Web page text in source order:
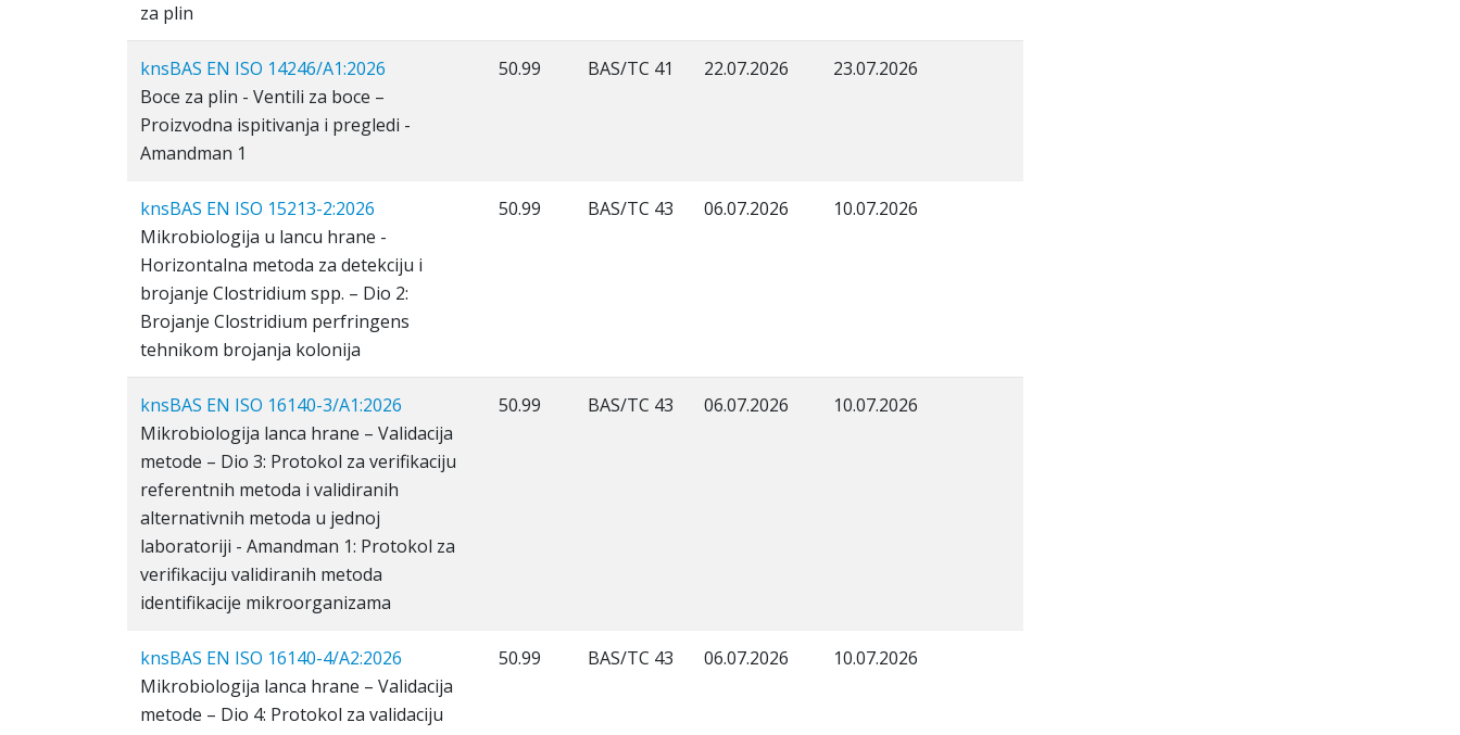
za plin
knsBAS EN ISO 14246/A1:2026
Boce za plin - Ventili za boce –
Proizvodna ispitivanja i pregledi -
Amandman 1
50.99 BAS/TC 41 22.07.2026 23.07.2026
knsBAS EN ISO 15213-2:2026
Mikrobiologija u lancu hrane -
Horizontalna metoda za detekciju i
brojanje Clostridium spp. – Dio 2:
Brojanje Clostridium perfringens
tehnikom brojanja kolonija
50.99 BAS/TC 43 06.07.2026 10.07.2026
knsBAS EN ISO 16140-3/A1:2026
Mikrobiologija lanca hrane – Validacija
metode – Dio 3: Protokol za verifikaciju
referentnih metoda i validiranih
alternativnih metoda u jednoj
laboratoriji - Amandman 1: Protokol za
verifikaciju validiranih metoda
identifikacije mikroorganizama
50.99 BAS/TC 43 06.07.2026 10.07.2026
knsBAS EN ISO 16140-4/A2:2026
Mikrobiologija lanca hrane – Validacija
metode – Dio 4: Protokol za validaciju
50.99 BAS/TC 43 06.07.2026 10.07.2026